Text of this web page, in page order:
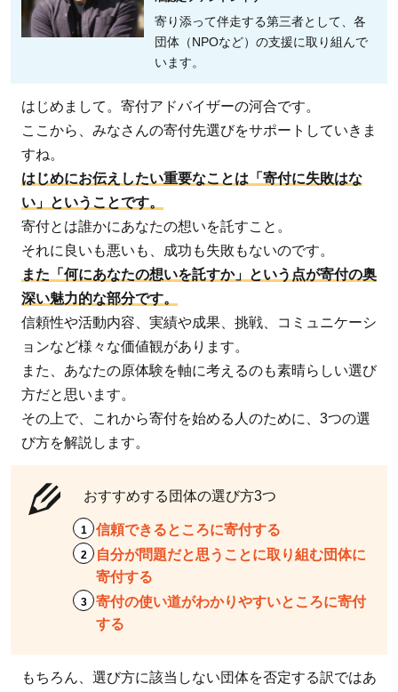
児童
養護
援に
寄付
でき
る
NPO5
選
2.1
【寄
付先
1】
認定
NPO
法人
かも
のは
ロジ
ェク
ト：
「日
本の
こど
もを
巻く
寄り添って伴走する第三者として、各
団体（NPOなど）の支援に取り組んで
います。
はじめまして。寄付アドバイザーの河合です。
ここから、みなさんの寄付先選びをサポートしていきま
すね。
はじめにお伝えしたい重要なことは「寄付に失敗はな
い」ということです。
寄付とは誰かにあなたの想いを託すこと。
それに良いも悪いも、成功も失敗もないのです。
また「何にあなたの想いを託すか」という点が寄付の奥
深い魅力的な部分です。
信頼性や活動内容、実績や成果、挑戦、コミュニケーシ
ョンなど様々な価値観があります。
また、あなたの原体験を軸に考えるのも素晴らしい選び
方だと思います。
その上で、これから寄付を始める人のために、3つの選
び方を解説します。
おすすめする団体の選び方3つ
信頼できるところに寄付する
自分が問題だと思うことに取り組む団体に
寄付する
寄付の使い道がわかりやすいところに寄付
する
もちろん、選び方に該当しない団体を否定する訳ではあ